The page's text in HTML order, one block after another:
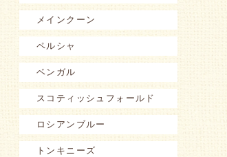
メインクーン
ペルシャ
ベンガル
スコティッシュフォールド
ロシアンブルー
トンキニーズ